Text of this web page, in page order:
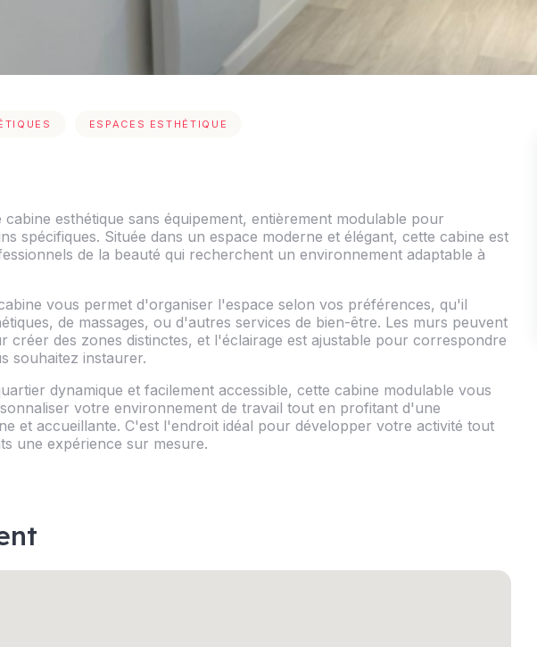
ESPACES ESTHÉTIQUE
esthétique sans équipement, entièrement modulable pour
spécifiques. Située dans un espace moderne et élégant, cette cabine est
de la beauté qui recherchent un environnement adaptable à
vous permet d'organiser l'espace selon vos préférences, qu'il
de massages, ou d'autres services de bien-être. Les murs peuvent
créer des zones distinctes, et l'éclairage est ajustable pour correspondre
souhaitez instaurer.
dynamique et facilement accessible, cette cabine modulable vous
votre environnement de travail tout en profitant d'une
et accueillante. C'est l'endroit idéal pour développer votre activité tout
une expérience sur mesure.